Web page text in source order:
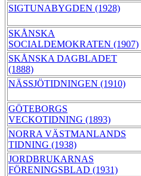
SIGTUNABYGDEN (1928)
SKÅNSKA
SOCIALDEMOKRATEN (1907)
SKÅNSKA DAGBLADET
(1888)
NÄSSJÖTIDNINGEN (1910)
GÖTEBORGS
VECKOTIDNING (1893)
NORRA VÄSTMANLANDS
TIDNING (1938)
JORDBRUKARNAS
FÖRENINGSBLAD (1931)